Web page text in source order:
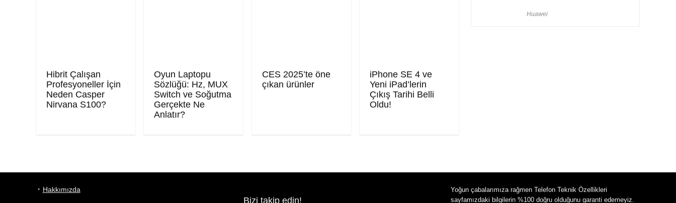
Hibrit Çalışan
Profesyoneller İçin
Neden Casper
Nirvana S100?
Oyun Laptopu
Sözlüğü: Hz, MUX
Switch ve Soğutma
Gerçekte Ne
Anlatır?
CES 2025’te öne
çıkan ürünler
iPhone SE 4 ve
Yeni iPad’lerin
Çıkış Tarihi Belli
Oldu!
Huawei
Hakkımızda
Bizi takip edin!
Yoğun çabalarımıza rağmen Telefon Teknik Özellikleri
sayfamızdaki bilgilerin %100 doğru olduğunu garanti edemeyiz.